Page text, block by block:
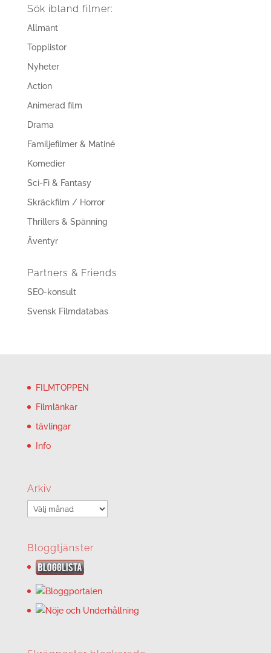
Sök ibland filmer:
Allmänt
Topplistor
Nyheter
Action
Animerad film
Drama
Familjefilmer & Matiné
Komedier
Sci-Fi & Fantasy
Skräckfilm / Horror
Thrillers & Spänning
Äventyr
Partners & Friends
SEO-konsult
Svensk Filmdatabas
FILMTOPPEN
Filmlänkar
tävlingar
Info
Arkiv
Arkiv
Bloggtjänster